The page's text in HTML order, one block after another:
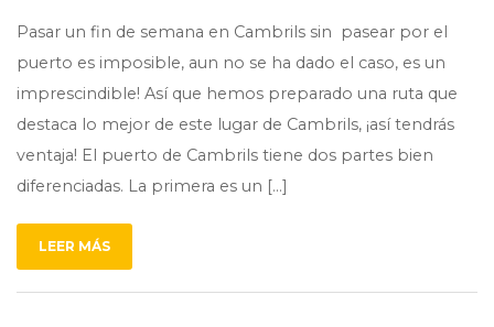
Pasar un fin de semana en Cambrils sin pasear por el
puerto es imposible, aun no se ha dado el caso, es un
imprescindible! Así que hemos preparado una ruta que
destaca lo mejor de este lugar de Cambrils, ¡así tendrás
ventaja! El puerto de Cambrils tiene dos partes bien
diferenciadas. La primera es un […]
LEER MÁS